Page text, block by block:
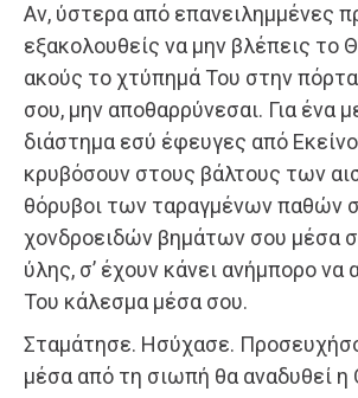
Αν, ύστερα από επανειλημμένες
εξακολουθείς να μην βλέπεις το
ακούς το χτύπημά Του στην
σου, μην αποθαρρύνεσαι. Για ένα
διάστημα εσύ έφευγες από
κρυβόσουν στους βάλτους των
θόρυβοι των ταραγμένων παθών
χονδροειδών βημάτων σου μέσα
ύλης, σ’ έχουν κάνει ανήμπορο να
Του κάλεσμα μέσα σου.
Σταμάτησε. Ησύχασε.
μέσα από τη σιωπή θα αναδυθεί η